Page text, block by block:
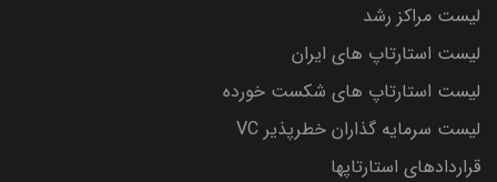
لیست مراکز رشد
لیست استارتاپ های ایران
لیست استارتاپ های شکست خورده
لیست سرمایه گذاران خطرپذیر VC
قراردادهای استارتاپها